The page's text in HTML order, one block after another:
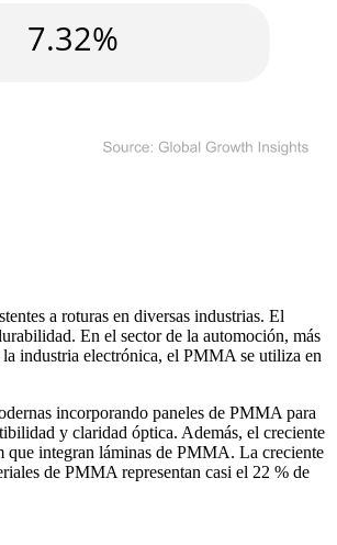
a roturas en diversas industrias. El
En el sector de la automoción, más
industria electrónica, el PMMA se utiliza en
incorporando paneles de PMMA para
y claridad óptica. Además, el creciente
que integran láminas de PMMA. La creciente
de PMMA representan casi el 22 % de